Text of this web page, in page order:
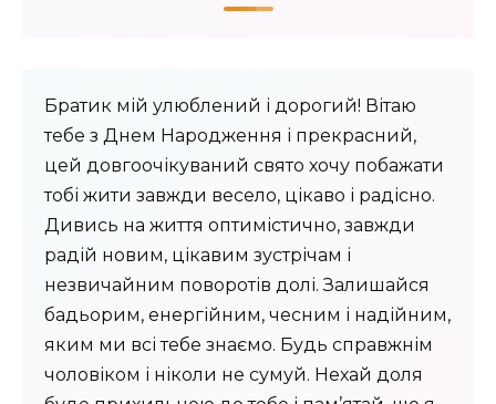
Братик мій улюблений і дорогий! Вітаю
тебе з Днем Народження і прекрасний,
цей довгоочікуваний свято хочу побажати
тобі жити завжди весело, цікаво і радісно.
Дивись на життя оптимістично, завжди
радій новим, цікавим зустрічам і
незвичайним поворотів долі. Залишайся
бадьорим, енергійним, чесним і надійним,
яким ми всі тебе знаємо. Будь справжнім
чоловіком і ніколи не сумуй. Нехай доля